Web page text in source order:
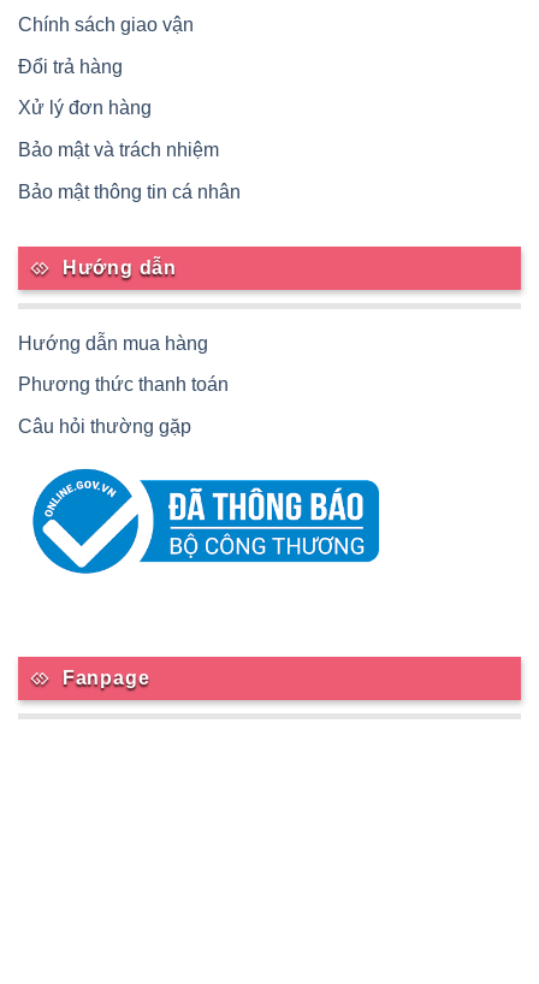
Chính sách giao vận
Đổi trả hàng
Xử lý đơn hàng
Bảo mật và trách nhiệm
Bảo mật thông tin cá nhân
Hướng dẫn
Hướng dẫn mua hàng
Phương thức thanh toán
Câu hỏi thường gặp
Fanpage